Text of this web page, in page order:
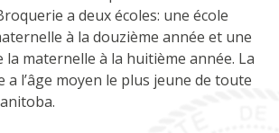
a deux écoles: une école
à la douzième année et une
la maternelle à la huitième année. La
l’âge moyen le plus jeune de toute